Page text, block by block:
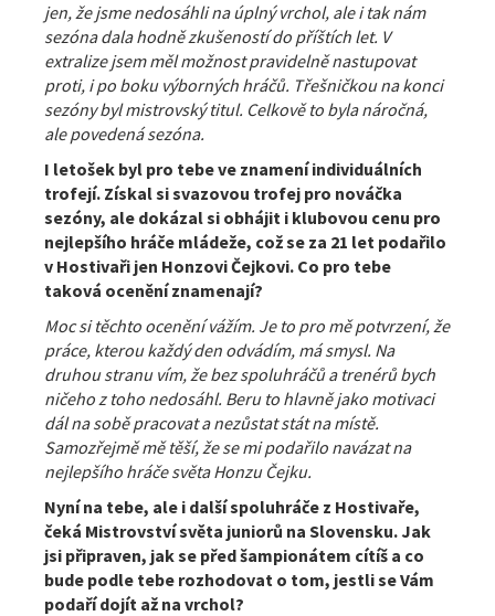
jen, že jsme nedosáhli na úplný vrchol, ale i tak nám
sezóna dala hodně zkušeností do příštích let. V
extralize jsem měl možnost pravidelně nastupovat
proti, i po boku výborných hráčů. Třešničkou na konci
sezóny byl mistrovský titul. Celkově to byla náročná,
ale povedená sezóna.
I letošek byl pro tebe ve znamení individuálních
trofejí. Získal si svazovou trofej pro nováčka
sezóny, ale dokázal si obhájit i klubovou cenu pro
nejlepšího hráče mládeže, což se za 21 let podařilo
v Hostivaři jen Honzovi Čejkovi. Co pro tebe
taková ocenění znamenají?
Moc si těchto ocenění vážím. Je to pro mě potvrzení, že
práce, kterou každý den odvádím, má smysl. Na
druhou stranu vím, že bez spoluhráčů a trenérů bych
ničeho z toho nedosáhl. Beru to hlavně jako motivaci
dál na sobě pracovat a nezůstat stát na místě.
Samozřejmě mě těší, že se mi podařilo navázat na
nejlepšího hráče světa Honzu Čejku.
Nyní na tebe, ale i další spoluhráče z Hostivaře,
čeká Mistrovství světa juniorů na Slovensku. Jak
jsi připraven, jak se před šampionátem cítíš a co
bude podle tebe rozhodovat o tom, jestli se Vám
podaří dojít až na vrchol?